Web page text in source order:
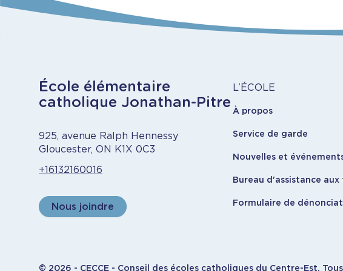
Notre engagement
d’un milieu inclusif et écoresponsable.
Objectifs : encourager le jeu actif, réduire l’intimidation
École élémentaire
catholique Jonathan-Pitre
925, avenue Ralph Hennessy
Gloucester, ON K1X 0C3
+16132160016
Nous joindre
À
propos
L’ÉCOLE
À propos
Service de garde
Nouvelles et
Bureau d'assistance aux
Formulaire de
© 2026 - CECCE - Conseil des écoles catholiques du Centre-Est.